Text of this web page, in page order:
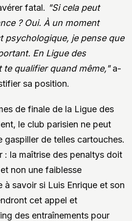
fatal. "Si cela peut
? Oui. À un moment
psychologique, je pense que
En Ligue des
te qualifier quand même,"a-
sa position.
de finale de la Ligue des
le club parisien ne peut
gaspiller de telles cartouches.
: la maîtrise des penaltys doit
non une faiblesse
à savoir si Luis Enrique et son
cet appel et
des entraînements pour